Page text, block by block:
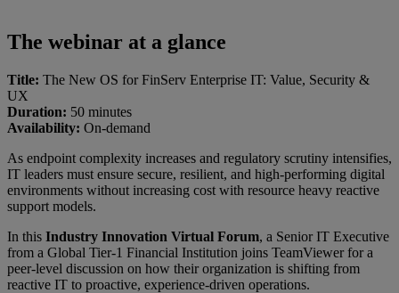
The webinar at a glance
Title: The New OS for FinServ Enterprise IT: Value, Security &
UX
Duration: 50 minutes
Availability: On-demand
As endpoint complexity increases and regulatory scrutiny intensifies,
IT leaders must ensure secure, resilient, and high-performing digital
environments without increasing cost with resource heavy reactive
support models.
In this Industry Innovation Virtual Forum, a Senior IT Executive
from a Global Tier-1 Financial Institution joins TeamViewer for a
peer-level discussion on how their organization is shifting from
reactive IT to proactive, experience-driven operations.